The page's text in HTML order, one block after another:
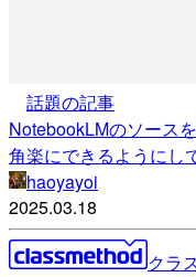
話題の記事
NotebookLMのソース
角楽にできるようにし
haoyayoi
2025.03.18
クラ